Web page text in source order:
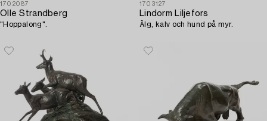
1702087
Olle Strandberg
"Hoppalong".
1703127
Lindorm Liljefors
Älg, kalv och hund på myr.